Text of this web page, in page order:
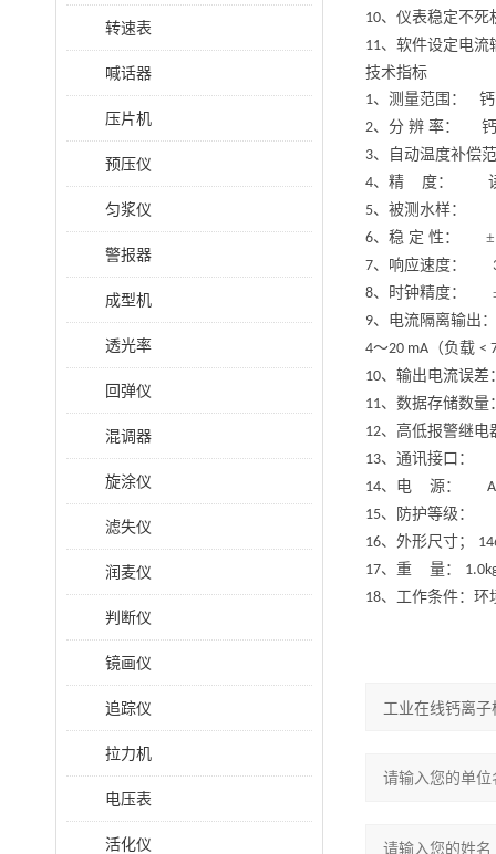
转速表
喊话器
压片机
预压仪
匀浆仪
警报器
成型机
透光率
回弹仪
混调器
旋涂仪
滤失仪
润麦仪
判断仪
镜画仪
追踪仪
拉力机
电压表
活化仪
10、仪表稳定不死
11、软件设定电流
技术指标
1、测量范围： 钙
2、分 辨 率：
3、自动温度补偿
4、精 度： 读
5、被测水样
6、稳 定 性： ±
7、响应速度：
8、时钟精度：
9、电流隔离输出
4～20 mA （负载 <
10、输出电流误
11、数据存储数
12、高低报警继电
13、通讯接口
14、电 源：
15、防护等级
16、外形尺寸；
17、重 量：
18、工作条件：